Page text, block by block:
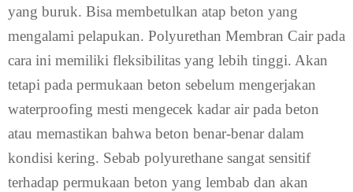
yang buruk. Bisa membetulkan atap beton yang
mengalami pelapukan. Polyurethan Membran Cair pada
cara ini memiliki fleksibilitas yang lebih tinggi. Akan
tetapi pada permukaan beton sebelum mengerjakan
waterproofing mesti mengecek kadar air pada beton
atau memastikan bahwa beton benar-benar dalam
kondisi kering. Sebab polyurethane sangat sensitif
terhadap permukaan beton yang lembab dan akan